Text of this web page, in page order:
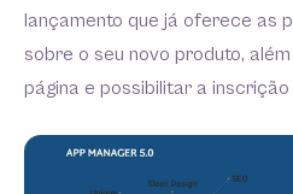
lançamento que já oferece as
sobre o seu novo produto,
página e possibilitar a